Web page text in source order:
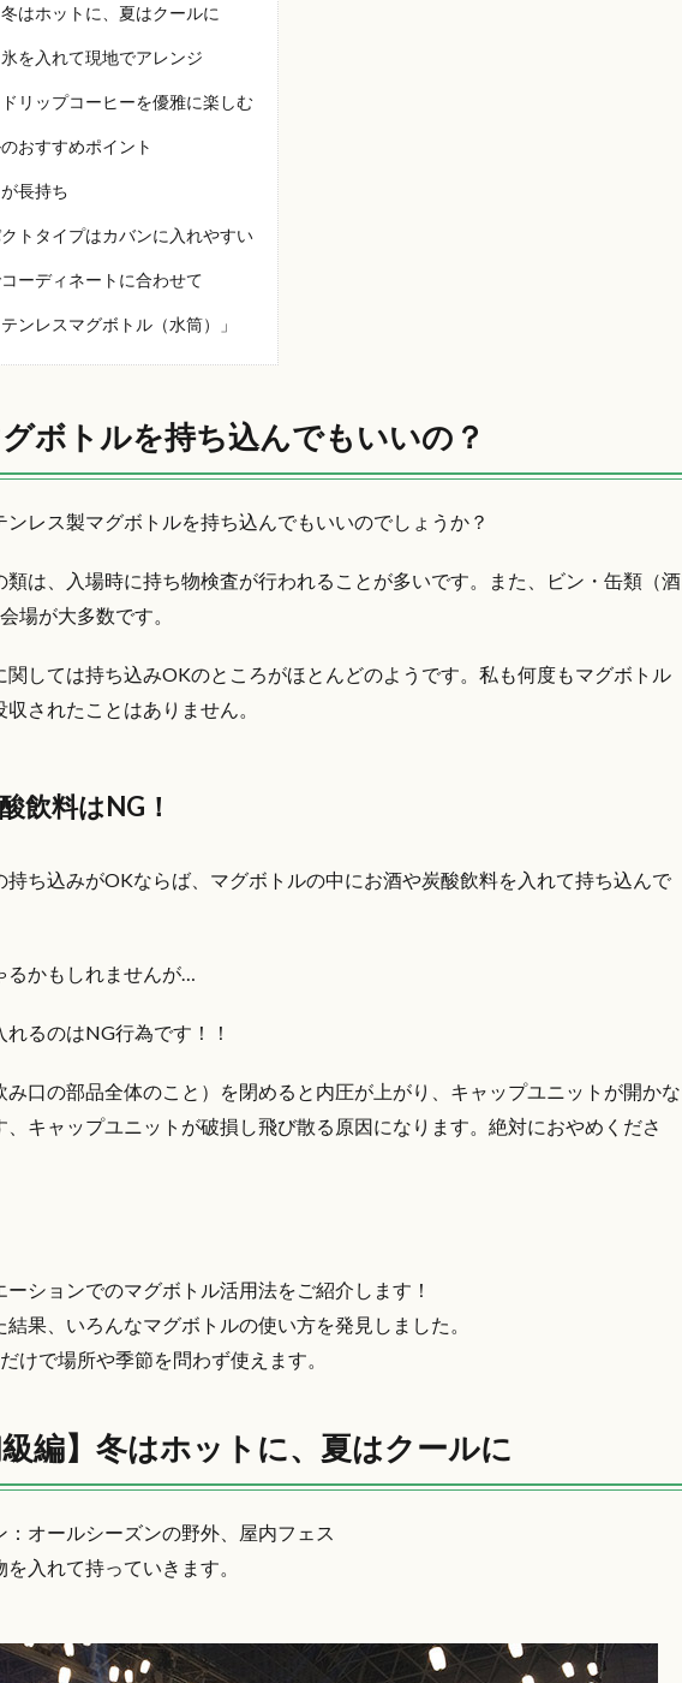
はホットに、夏はクールに
を入れて現地でアレンジ
リップコーヒーを優雅に楽しむ
おすすめポイント
長持ち
トタイプはカバンに入れやすい
ーディネートに合わせて
ンレスマグボトル（水筒）」
ボトルを持ち込んでもいいの？
レス製マグボトルを持ち込んでもいいのでしょうか？
は、入場時に持ち物検査が行われることが多いです。また、ビン・缶類（酒
場が大多数です。
関しては持ち込みOKのところがほとんどのようです。私も何度もマグボトル
されたことはありません。
飲料はNG！
持ち込みがOKならば、マグボトルの中にお酒や炭酸飲料を入れて持ち込んで
かもしれませんが…
るのはNG行為です！！
口の部品全体のこと）を閉めると内圧が上がり、キャップユニットが開かな
、キャップユニットが破損し飛び散る原因になります。絶対におやめくださ
ションでのマグボトル活用法をご紹介します！
果、いろんなマグボトルの使い方を発見しました。
けで場所や季節を問わず使えます。
級編】冬はホットに、夏はクールに
オールシーズンの野外、屋内フェス
入れて持っていきます。